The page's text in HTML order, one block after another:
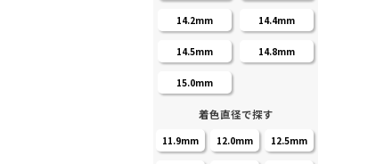
14.2mm 14.4mm
14.5mm 14.8mm
15.0mm
着色直径で探す
11.9mm 12.0mm 12.5mm